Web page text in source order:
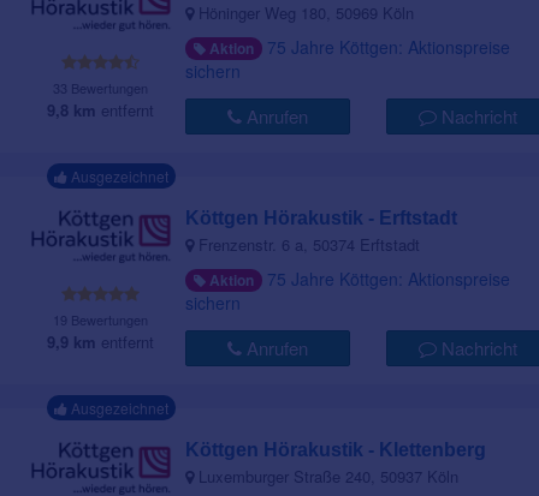
33 Bewertungen
9,8 km entfernt
Höninger Weg 180, 50969 Köln
Aktion 75 Jahre Köttgen: Aktionspreise
sichern
Anrufen Nachricht
Ausgezeichnet
19 Bewertungen
9,9 km entfernt
Köttgen Hörakustik - Erftstadt
Frenzenstr. 6 a, 50374 Erftstadt
Aktion 75 Jahre Köttgen: Aktionspreise
sichern
Anrufen Nachricht
Ausgezeichnet
Köttgen Hörakustik - Klettenberg
Luxemburger Straße 240, 50937 Köln